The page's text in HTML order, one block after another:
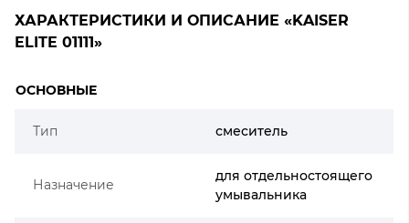
ХАРАКТЕРИСТИКИ И ОПИСАНИЕ «KAISER
ELITE 01111»
ОСНОВНЫЕ
Тип смеситель
Назначение
для отдельностоящего
умывальника